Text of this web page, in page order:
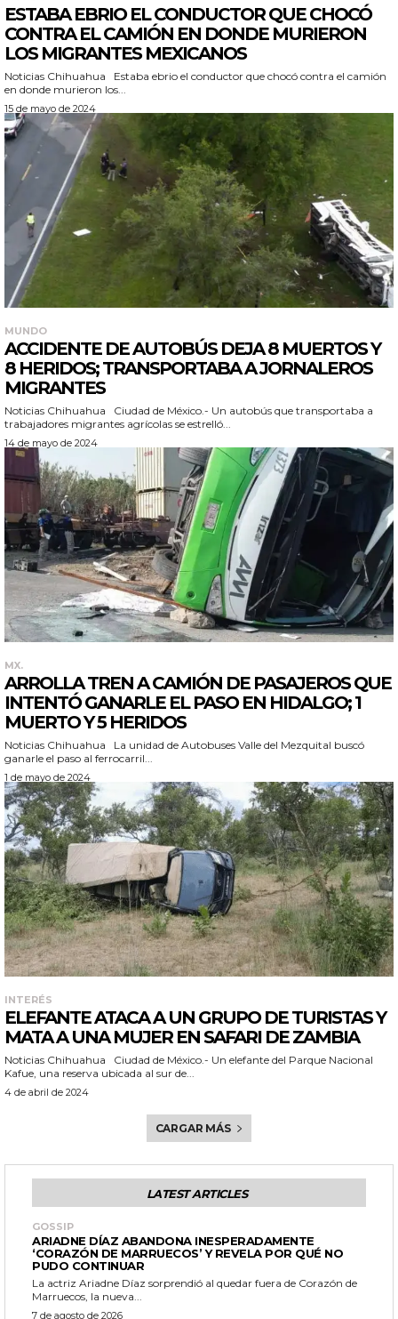
ESTABA EBRIO EL CONDUCTOR QUE CHOCÓ
CONTRA EL CAMIÓN EN DONDE MURIERON
LOS MIGRANTES MEXICANOS
Noticias Chihuahua Estaba ebrio el conductor que chocó contra el camión
en donde murieron los...
15 de mayo de 2024
MUNDO
ACCIDENTE DE AUTOBÚS DEJA 8 MUERTOS Y
8 HERIDOS; TRANSPORTABA A JORNALEROS
MIGRANTES
Noticias Chihuahua Ciudad de México.- Un autobús que transportaba a
trabajadores migrantes agrícolas se estrelló...
14 de mayo de 2024
MX.
ARROLLA TREN A CAMIÓN DE PASAJEROS QUE
INTENTÓ GANARLE EL PASO EN HIDALGO; 1
MUERTO Y 5 HERIDOS
Noticias Chihuahua La unidad de Autobuses Valle del Mezquital buscó
ganarle el paso al ferrocarril...
1 de mayo de 2024
INTERÉS
ELEFANTE ATACA A UN GRUPO DE TURISTAS Y
MATA A UNA MUJER EN SAFARI DE ZAMBIA
Noticias Chihuahua Ciudad de México.- Un elefante del Parque Nacional
Kafue, una reserva ubicada al sur de...
4 de abril de 2024
CARGAR MÁS
LATEST ARTICLES
GOSSIP
ARIADNE DÍAZ ABANDONA INESPERADAMENTE
‘CORAZÓN DE MARRUECOS’ Y REVELA POR QUÉ NO
PUDO CONTINUAR
La actriz Ariadne Díaz sorprendió al quedar fuera de Corazón de
Marruecos, la nueva...
7 de agosto de 2026